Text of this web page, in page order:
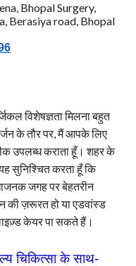
Bhopal Surgery,
Berasiya road, Bhopal
विशेषज्ञता मिलना बहुत
के तौर पर, मैं आपके लिए
उपलब्ध कराता हूँ। शहर के
सुनिश्चित करता हूँ कि
जगह पर बेहतरीन
ज़रूरत हो या एडवांस्ड
केयर पा सकते हैं।
चिकित्सा के साथ-